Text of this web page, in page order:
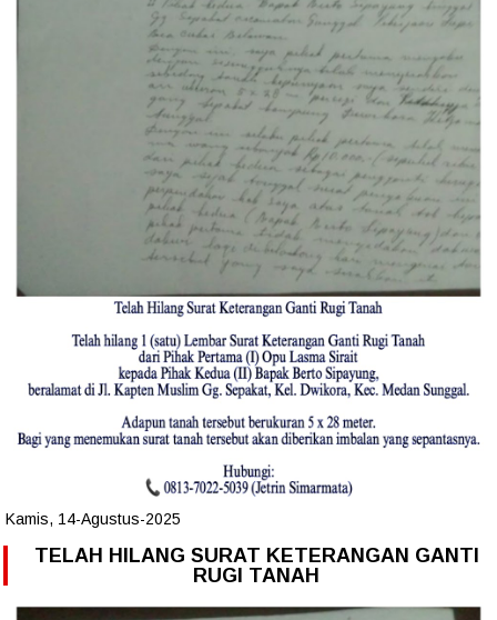
Kamis, 14-Agustus-2025
TELAH HILANG SURAT KETERANGAN GANTI
RUGI TANAH